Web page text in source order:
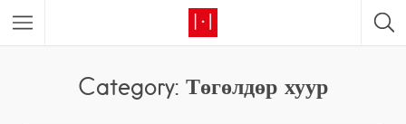
Category: Төгөлдөр хуур